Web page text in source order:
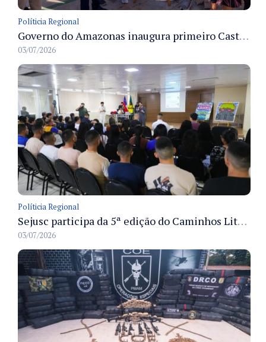
Políticia Regional
Governo do Amazonas inaugura primeiro Castramóvel Fluvial para atendimento veterinário às comunidades ribeirinhas e castração gratuita
03/07/2026
Políticia Regional
Sejusc participa da 5ª edição do Caminhos Literários com foco na cultura hip-hop nas unidades socioeducativas
03/07/2026